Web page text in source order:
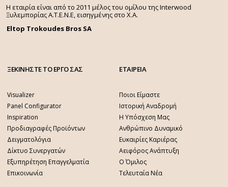
Η εταιρία είναι από το 2011 μέλος του ομίλου της Interwood
Ξυλεμπορίας Α.Τ.Ε.Ν.Ε, εισηγμένης στο Χ.A.
Eltop Trokoudes Bros SA
ΞΕΚΙΝΗΣΤΕ ΤΟ ΕΡΓΟ ΣΑΣ
Visualizer
Panel Configurator
Inspiration
Προδιαγραφές Προϊόντων
Δειγματολόγια
Δίκτυο Συνεργατών
Εξυπηρέτηση Επαγγελματία
Επικοινωνία
ΕΤΑΙΡΕΙΑ
Ποιοι Είμαστε
Ιστορική Αναδρομή
Η Υπόσχεση Μας
Ανθρώπινο Δυναμικό
Ευκαιρίες Καριέρας
Αειφόρος Ανάπτυξη
Ο Όμιλος
Τελευταία Νέα